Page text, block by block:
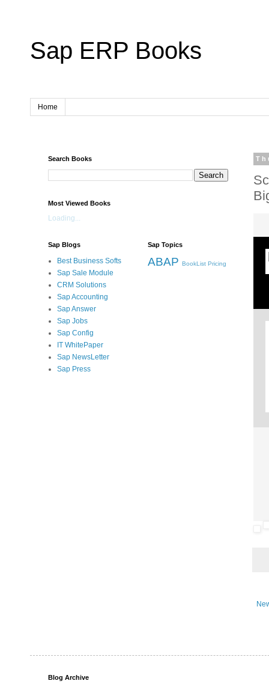
Sap ERP Books
Home
Search Books
Most Viewed Books
Loading...
Sap Blogs
Best Business Softs
Sap Sale Module
CRM Solutions
Sap Accounting
Sap Answer
Sap Jobs
Sap Config
IT WhitePaper
Sap NewsLetter
Sap Press
Sap Topics
ABAP BookList Pricing
Blog Archive